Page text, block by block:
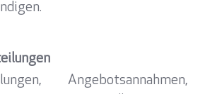
Angebotsannahmen,